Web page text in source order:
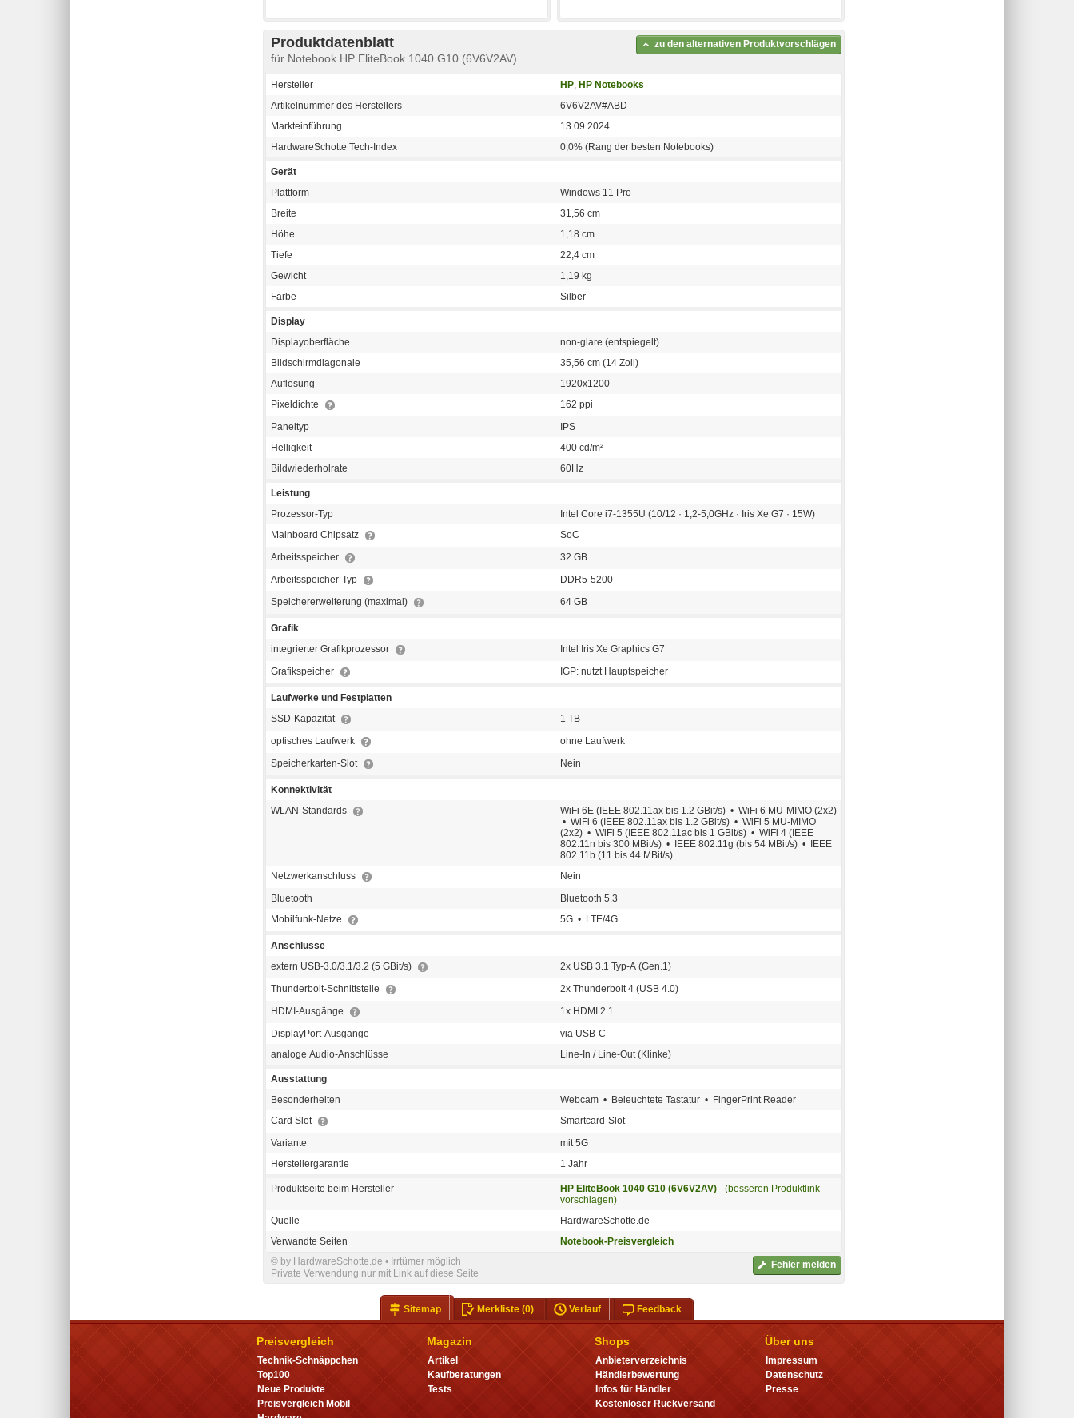
Produktdatenblatt
für Notebook HP EliteBook 1040 G10 (6V6V2AV)
zu den alternativen Produktvorschlägen
Hersteller HP, HP Notebooks
Artikelnummer des Herstellers
6V6V2AV#ABD
Markteinführung
13.09.2024
HardwareSchotte Tech-Index
0,0% (Rang der besten Notebooks)
Gerät
Plattform
Windows 11 Pro
Breite
31,56 cm
Höhe
1,18 cm
Tiefe
22,4 cm
Gewicht
1,19 kg
Farbe
Silber
Display
Displayoberfläche
non-glare (entspiegelt)
Bildschirmdiagonale
35,56 cm (14 Zoll)
Auflösung
1920x1200
Pixeldichte
162 ppi
Paneltyp
IPS
Helligkeit
400 cd/m²
Bildwiederholrate
60Hz
Leistung
Prozessor-Typ
Intel Core i7-1355U (10/12 · 1,2-5,0GHz · Iris Xe G7 · 15W)
Mainboard Chipsatz
SoC
Arbeitsspeicher
32 GB
Arbeitsspeicher-Typ
DDR5-5200
Speichererweiterung (maximal)
64 GB
Grafik
integrierter Grafikprozessor
Intel Iris Xe Graphics G7
Grafikspeicher
IGP: nutzt Hauptspeicher
Laufwerke und Festplatten
SSD-Kapazität
1 TB
optisches Laufwerk
ohne Laufwerk
Speicherkarten-Slot
Nein
Konnektivität
WLAN-Standards
WiFi 6E (IEEE 802.11ax bis 1.2 GBit/s) • WiFi 6 MU-MIMO (2x2)
• WiFi 6 (IEEE 802.11ax bis 1.2 GBit/s) • WiFi 5 MU-MIMO
(2x2) • WiFi 5 (IEEE 802.11ac bis 1 GBit/s) • WiFi 4 (IEEE
802.11n bis 300 MBit/s) • IEEE 802.11g (bis 54 MBit/s) • IEEE
802.11b (11 bis 44 MBit/s)
Netzwerkanschluss
Nein
Bluetooth
Bluetooth 5.3
Mobilfunk-Netze
5G • LTE/4G
Anschlüsse
extern USB-3.0/3.1/3.2 (5 GBit/s)
2x USB 3.1 Typ-A (Gen.1)
Thunderbolt-Schnittstelle
2x Thunderbolt 4 (USB 4.0)
HDMI-Ausgänge
1x HDMI 2.1
DisplayPort-Ausgänge
via USB-C
analoge Audio-Anschlüsse
Line-In / Line-Out (Klinke)
Ausstattung
Besonderheiten
Webcam • Beleuchtete Tastatur • FingerPrint Reader
Card Slot
Smartcard-Slot
Variante
mit 5G
Herstellergarantie
1 Jahr
Produktseite beim Hersteller HP EliteBook 1040 G10 (6V6V2AV)
(besseren Produktlink
vorschlagen)
Quelle
HardwareSchotte.de
Verwandte Seiten
Notebook-Preisvergleich
Fehler melden
© by HardwareSchotte.de • Irrtümer möglich
Private Verwendung nur mit Link auf diese Seite
Sitemap Merkliste(0) Verlauf Feedback
Preisvergleich
Technik-Schnäppchen
Top100
Neue Produkte
Preisvergleich Mobil
Magazin
Artikel
Kaufberatungen
Tests
Shops
Anbieterverzeichnis
Händlerbewertung
Infos für Händler
Kostenloser Rückversand
Über uns
Impressum
Datenschutz
Presse